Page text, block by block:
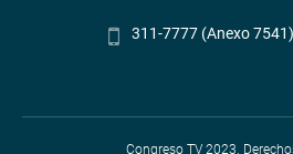
311-7777 (Anexo 7541)
Congreso TV 2023.